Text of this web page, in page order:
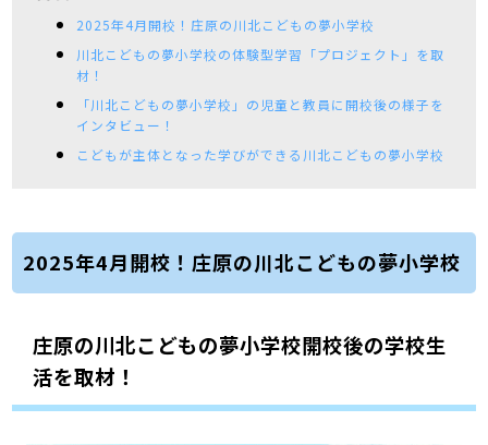
2025年4月開校！庄原の川北こどもの夢小学校
川北こどもの夢小学校の体験型学習「プロジェクト」を取
材！
「川北こどもの夢小学校」の児童と教員に開校後の様子を
インタビュー！
こどもが主体となった学びができる川北こどもの夢小学校
2025年4月開校！庄原の川北こどもの夢小学校
庄原の川北こどもの夢小学校開校後の学校生
活を取材！